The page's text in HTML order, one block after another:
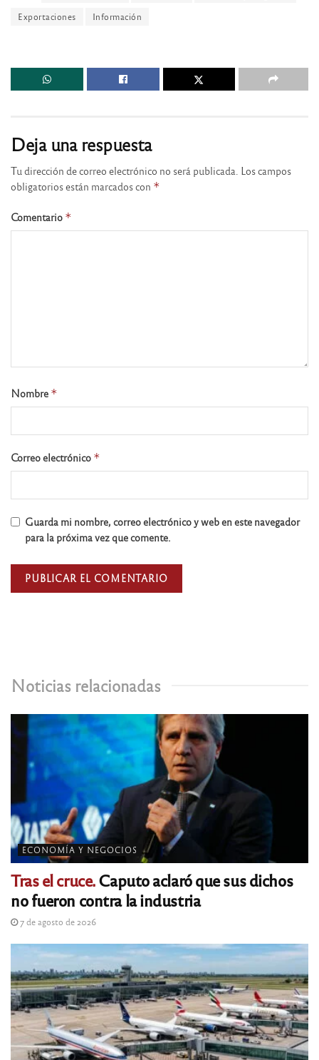
Exportaciones
Información
Noticias relacionadas
ECONOMÍA Y NEGOCIOS
Tras el cruce.Caputo aclaró que sus dichos
no fueron contra la industria
7 de agosto de 2026
Deja una respuesta
Tu dirección de correo electrónico no será publicada. Los campos
obligatorios están marcados con *
Comentario *
Nombre *
Correo electrónico *
Guarda mi nombre, correo electrónico y web en este navegador
para la próxima vez que comente.